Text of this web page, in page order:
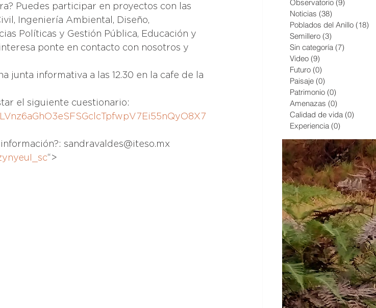
Puedes participar en proyectos con las
Ingeniería Ambiental, Diseño,
Políticas y Gestión Pública, Educación y
ponte en contacto con nosotros y
junta informativa a las 12.30 en la cafe de la
el siguiente cuestionario:
sandravaldes@iteso.mx
“>
Observatorio (9)
Noticias (38)
Poblados del Anillo (18)
Semillero (3)
Sin categoría (7)
Video (9)
Futuro (0)
Paisaje (0)
Patrimonio (0)
Amenazas (0)
Calidad de vida (0)
Experiencia (0)